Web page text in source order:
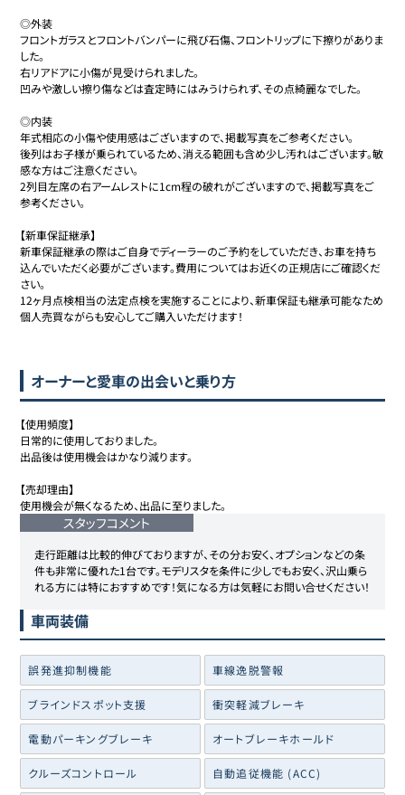
◎外装
フロントガラスとフロントバンパーに飛び石傷、フロントリップに下擦りがありま
した。
右リアドアに小傷が見受けられました。
凹みや激しい擦り傷などは査定時にはみうけられず、その点綺麗なでした。
◎内装
年式相応の小傷や使用感はございますので、掲載写真をご参考ください。
後列はお子様が乗られているため、消える範囲も含め少し汚れはございます。敏
感な方はご注意ください。
2列目左席の右アームレストに1cm程の破れがございますので、掲載写真をご
参考ください。
【新車保証継承】
新車保証継承の際はご自身でディーラーのご予約をしていただき、お車を持ち
込んでいただく必要がございます。費用についてはお近くの正規店にご確認くだ
さい。
12ヶ月点検相当の法定点検を実施することにより、新車保証も継承可能なため
個人売買ながらも安心してご購入いただけます！
オーナーと愛車の出会いと乗り方
【使用頻度】
日常的に使用しておりました。
出品後は使用機会はかなり減ります。
【売却理由】
使用機会が無くなるため、出品に至りました。
スタッフコメント
走行距離は比較的伸びておりますが、その分お安く、オプションなどの条
件も非常に優れた1台です。モデリスタを条件に少しでもお安く、沢山乗ら
れる方には特におすすめです！気になる方は気軽にお問い合せください！
車両装備
誤発進抑制機能 車線逸脱警報
ブラインドスポット支援 衝突軽減ブレーキ
電動パーキングブレーキ オートブレーキホールド
クルーズコントロール 自動追従機能 (ACC)